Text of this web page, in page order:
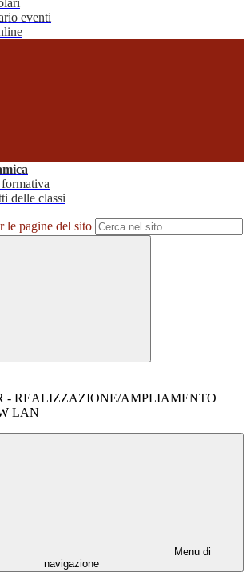
eventi
delle classi
le pagine del sito
- REALIZZAZIONE/AMPLIAMENTO
LAN
Menu di
navigazione